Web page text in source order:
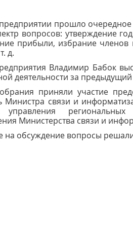
прошло
вопросов: утверждение
прибыли, избрание
д.
Владимир Бабок
деятельности за предыдущий
приняли участие
Министра связи и
управления
Министерства связи и
на обсуждение вопросы